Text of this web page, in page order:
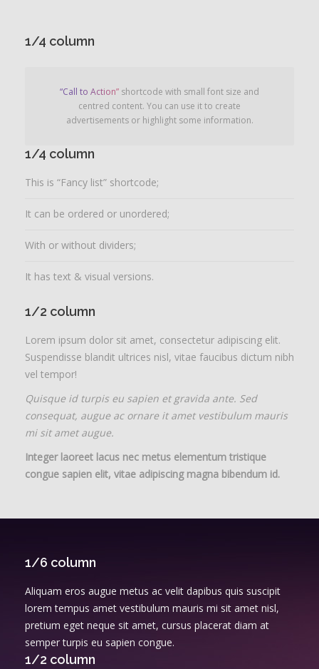
1/4 column
“Call to Action” shortcode with small font size and
centred content. You can use it to create
advertisements or highlight some information.
1/4 column
This is “Fancy list” shortcode;
It can be ordered or unordered;
With or without dividers;
It has text & visual versions.
1/2 column
Lorem ipsum dolor sit amet, consectetur adipiscing elit.
Suspendisse blandit ultrices nisl, vitae faucibus dictum nibh
vel tempor!
Quisque id turpis eu sapien et gravida ante. Sed
consequat, augue ac ornare it amet vestibulum mauris
mi sit amet augue.
Integer laoreet lacus nec metus elementum tristique
congue sapien elit, vitae adipiscing magna bibendum id.
1/6 column
Aliquam eros augue metus ac velit dapibus quis suscipit
lorem tempus amet vestibulum mauris mi sit amet nisl,
pretium eget neque sit amet, cursus placerat diam at
semper turpis eu sapien congue.
1/2 column